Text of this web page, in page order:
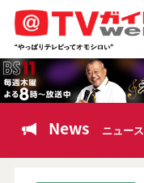
News ニュース